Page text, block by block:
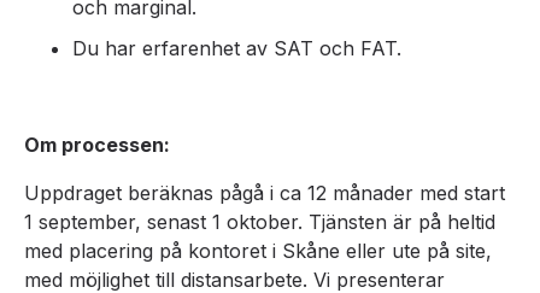
och marginal.
Du har erfarenhet av SAT och FAT.
Om processen:
Uppdraget beräknas pågå i ca 12 månader med start
1 september, senast 1 oktober. Tjänsten är på heltid
med placering på kontoret i Skåne eller ute på site,
med möjlighet till distansarbete. Vi presenterar